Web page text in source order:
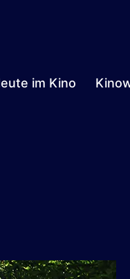
im Kino